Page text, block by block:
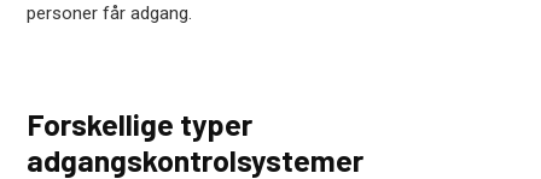
personer får adgang.
Forskellige typer
adgangskontrolsystemer